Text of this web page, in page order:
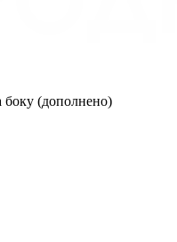
(дополнено)